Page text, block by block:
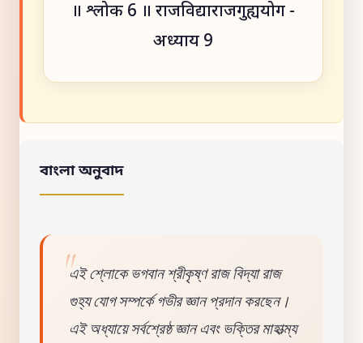
॥ श्लोक 6 ॥ राजविद्याराजगुह्ययोग -
अध्याय 9
বাংলা অনুবাদ
এই শ্লোকে ভগবান শ্রীকৃষ্ণ রাজ বিদ্যা রাজ
গুহ্য যোগ সম্পর্কে গভীর জ্ঞান প্রদান করছেন।
এই অধ্যায়ে সর্বশ্রেষ্ঠ জ্ঞান এবং ভক্তির মাহাত্ম্য